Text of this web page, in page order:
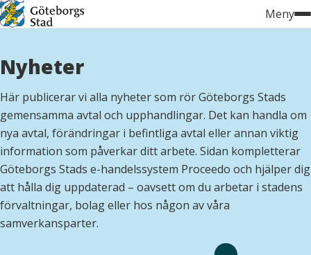
Hoppa
till
Meny
Nyheter
Här publicerar vi alla nyheter som rör Göteborgs Stads
gemensamma avtal och upphandlingar. Det kan handla om
nya avtal, förändringar i befintliga avtal eller annan viktig
information som påverkar ditt arbete. Sidan kompletterar
Göteborgs Stads e-handelssystem Proceedo och hjälper dig
att hålla dig uppdaterad – oavsett om du arbetar i stadens
förvaltningar, bolag eller hos någon av våra
samverkansparter.